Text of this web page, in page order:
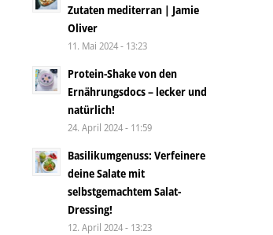
Zutaten mediterran | Jamie
Oliver
11. Mai 2024 - 13:23
Protein-Shake von den
Ernährungsdocs – lecker und
natürlich!
24. April 2024 - 11:59
Basilikumgenuss: Verfeinere
deine Salate mit
selbstgemachtem Salat-
Dressing!
12. April 2024 - 13:23